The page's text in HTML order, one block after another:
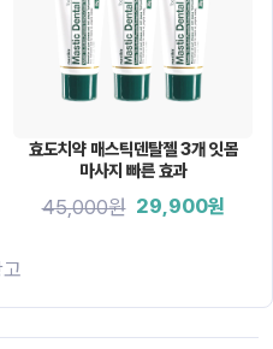
효도치약 매스틱덴탈젤 3개 잇몸
마사지 빠른 효과
45,000원 29,900원